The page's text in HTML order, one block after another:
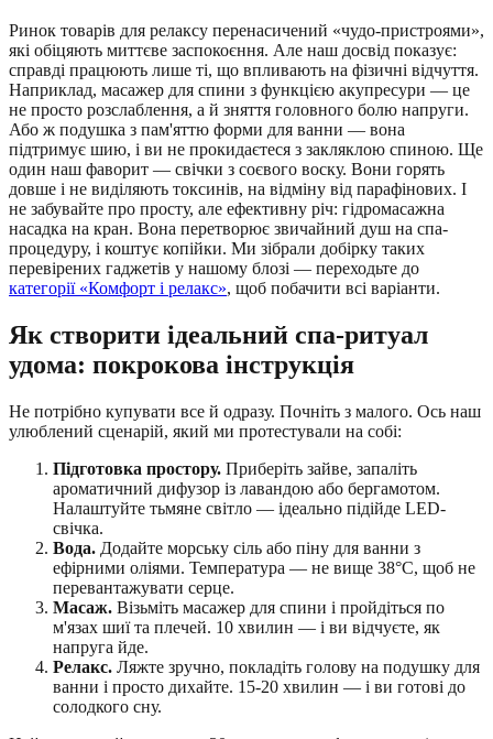
Ринок товарів для релаксу перенасичений «чудо-пристроями»,
які обіцяють миттєве заспокоєння. Але наш досвід показує:
справді працюють лише ті, що впливають на фізичні відчуття.
Наприклад, масажер для спини з функцією акупресури — це
не просто розслаблення, а й зняття головного болю напруги.
Або ж подушка з пам'яттю форми для ванни — вона
підтримує шию, і ви не прокидаєтеся з закляклою спиною. Ще
один наш фаворит — свічки з соєвого воску. Вони горять
довше і не виділяють токсинів, на відміну від парафінових. І
не забувайте про просту, але ефективну річ: гідромасажна
насадка на кран. Вона перетворює звичайний душ на спа-
процедуру, і коштує копійки. Ми зібрали добірку таких
перевірених гаджетів у нашому блозі — переходьте до
категорії «Комфорт і релакс», щоб побачити всі варіанти.
Як створити ідеальний спа-ритуал
удома: покрокова інструкція
Не потрібно купувати все й одразу. Почніть з малого. Ось наш
улюблений сценарій, який ми протестували на собі:
Підготовка простору. Приберіть зайве, запаліть
ароматичний дифузор із лавандою або бергамотом.
Налаштуйте тьмяне світло — ідеально підійде LED-
свічка.
Вода. Додайте морську сіль або піну для ванни з
ефірними оліями. Температура — не вище 38°C, щоб не
перевантажувати серце.
Масаж. Візьміть масажер для спини і пройдіться по
м'язах шиї та плечей. 10 хвилин — і ви відчуєте, як
напруга йде.
Релакс. Ляжте зручно, покладіть голову на подушку для
ванни і просто дихайте. 15-20 хвилин — і ви готові до
солодкого сну.